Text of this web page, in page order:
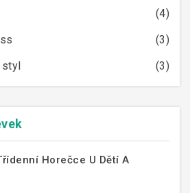
(4)
(3)
(3)
Horečce U Dětí A